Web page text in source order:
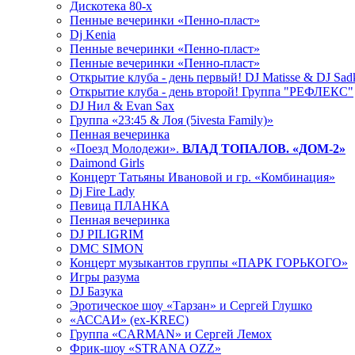
Дискотека 80-х
Пенные вечеринки «Пенно-пласт»
Dj Kenia
Пенные вечеринки «Пенно-пласт»
Пенные вечеринки «Пенно-пласт»
Открытие клуба - день первый! DJ Matisse & DJ
Открытие клуба - день второй! Группа "РЕФЛЕКС"
DJ Нил & Evan Sax
Группа «23:45 & Лоя (5ivesta Family)»
Пенная вечеринка
«Поезд Молодежи». ВЛАД ТОПАЛОВ. «ДОМ-2»
Daimond Girls
Концерт Татьяны Ивановой и гр. «Комбинация»
Dj Fire Lady
Певица ПЛАНКА
Пенная вечеринка
DJ PILIGRIM
DMC SIMON
Концерт музыкантов группы «ПАРК ГОРЬКОГО»
Игры разума
DJ Базука
Эротическое шоу «Тарзан» и Сергей Глушко
«АССАИ» (ex-KREC)
Группа «CARMAN» и Сергей Лемох
Фрик-шоу «STRANA OZZ»